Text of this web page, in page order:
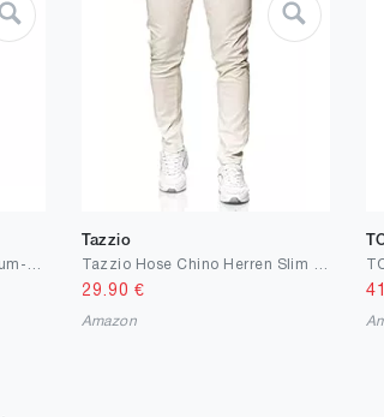
Tazzio
29.90 €
Amazon